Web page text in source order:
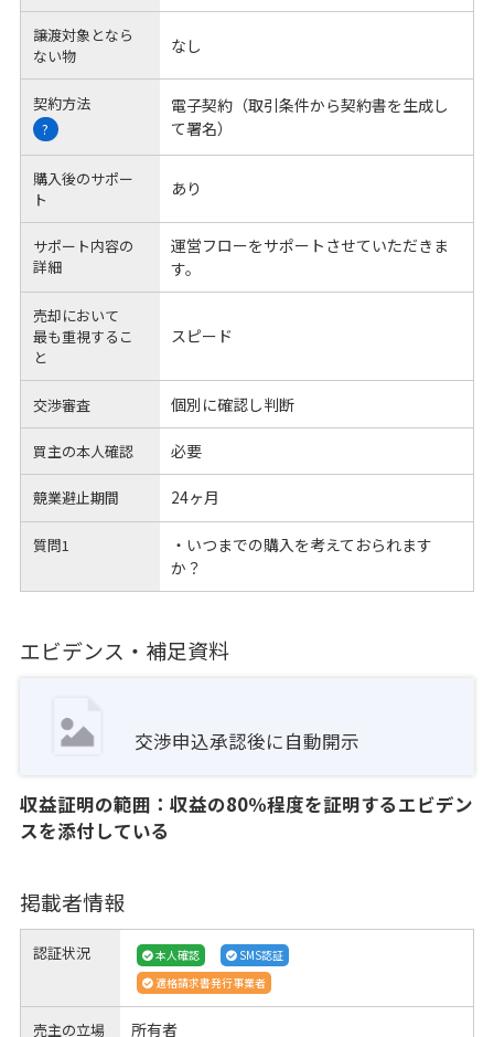
譲渡対象となら
ない物
なし
契約方法
?
電子契約（取引条件から契約書を生成し
て署名）
購入後のサポー
ト
あり
サポート内容の
詳細
運営フローをサポートさせていただきま
す。
売却において
最も重視するこ
と
スピード
交渉審査 個別に確認し判断
買主の本人確認 必要
競業避止期間 24ヶ月
質問1
・いつまでの購入を考えておられます
か？
エビデンス・補足資料
交渉申込承認後に自動開示
収益証明の範囲：収益の80％程度を証明するエビデン
スを添付している
掲載者情報
認証状況 本人確認
SMS認証
適格請求書発行事業者
売主の立場 所有者